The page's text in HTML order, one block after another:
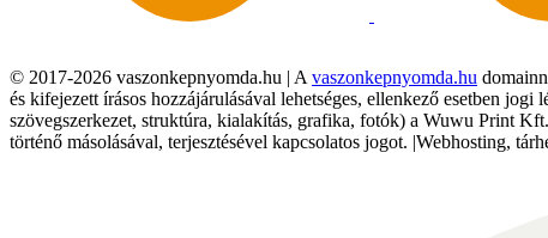
© 2017-2026 vaszonkepnyomda.hu | A vaszonkepnyomda.hu
és kifejezett írásos hozzájárulásával lehetséges, ellenkező esetben
szövegszerkezet, struktúra, kialakítás, grafika, fotók) a Wuwu Print
történő másolásával, terjesztésével kapcsolatos jogot. |Webhosting,